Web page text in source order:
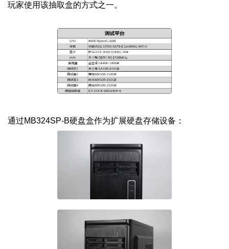
玩家使用该抽取盒的方式之一。
通过MB324SP-B硬盘盒作为扩展硬盘存储设备：